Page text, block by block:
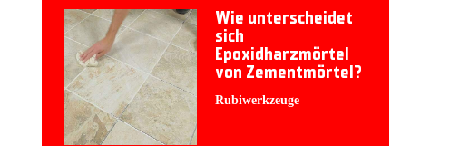
Wie unterscheidet
sich
Epoxidharzmörtel
von Zementmörtel?
Rubiwerkzeuge